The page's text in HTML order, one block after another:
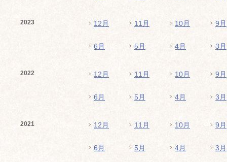
2023 12月 11月 10月 9月
6月 5月 4月 3月
2022 12月 11月 10月 9月
6月 5月 4月 3月
2021 12月 11月 10月 9月
6月 5月 4月 3月